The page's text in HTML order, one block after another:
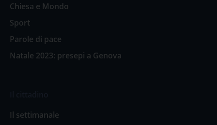
Chiesa e Mondo
Sport
Parole di pace
Natale 2023: presepi a Genova
Il settimanale